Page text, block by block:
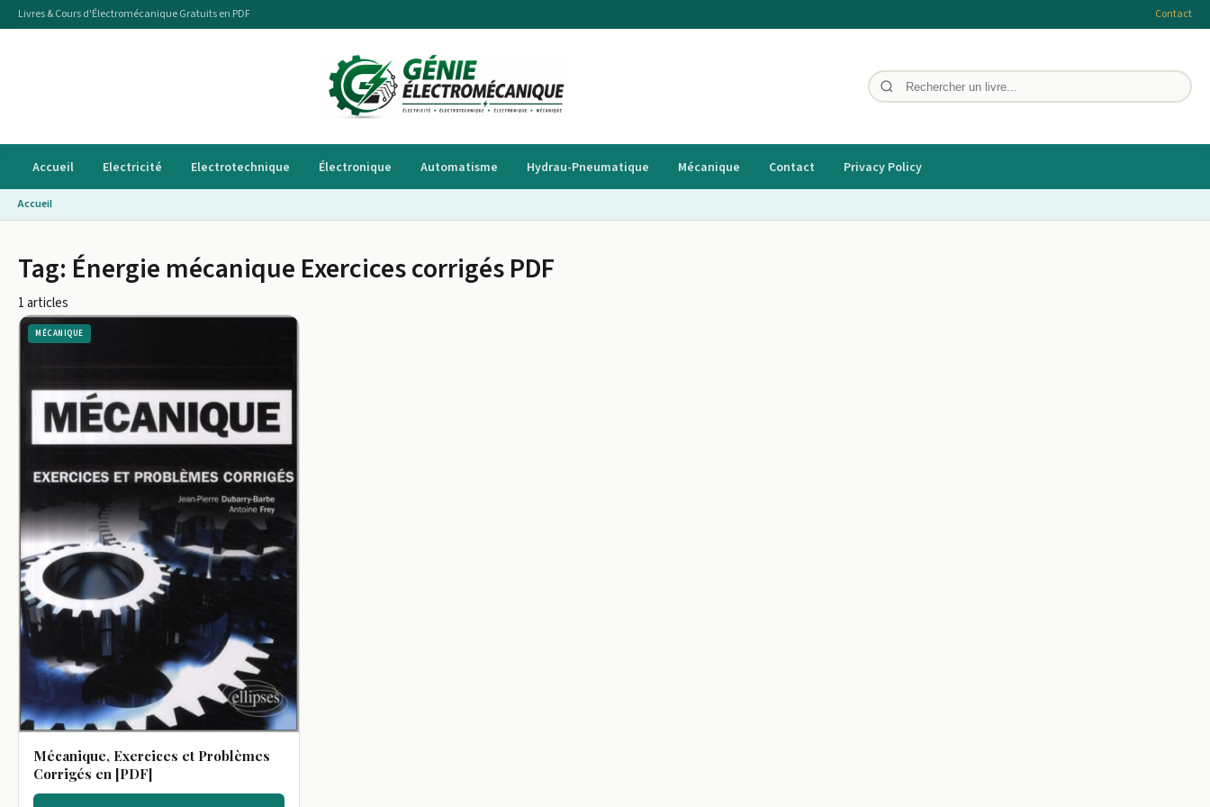
Livres & Cours d'Électromécanique Gratuits en PDF Contact
Accueil Electricité Electrotechnique Électronique Automatisme Hydrau-Pneumatique Mécanique Contact Privacy Policy
Accueil
Tag: Énergie mécanique Exercices corrigés PDF
1 articles
MÉCANIQUE
Mécanique, Exercices et Problèmes
Corrigés en [PDF]